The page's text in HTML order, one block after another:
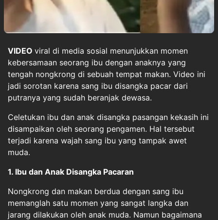
VIDEO viral di media sosial menunjukkan momen
kebersamaan seorang ibu dengan anaknya yang
tengah nongkrong di sebuah tempat makan. Video ini
jadi sorotan karena sang ibu disangka pacar dari
putranya yang sudah beranjak dewasa.
Celetukan ibu dan anak disangka pasangan kekasih ini
disampaikan oleh seorang pengamen. Hal tersebut
terjadi karena wajah sang ibu yang tampak awet
muda.
1. Ibu dan Anak Disangka Pacaran
Nongkrong dan makan berdua dengan sang ibu
memanglah satu momen yang sangat langka dan
jarang dilakukan oleh anak muda. Namun bagaimana